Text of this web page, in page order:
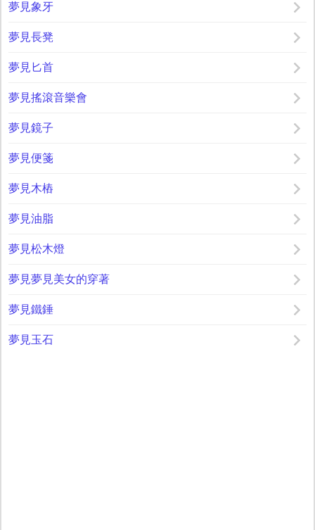
夢見象牙
夢見長凳
夢見匕首
夢見搖滾音樂會
夢見鏡子
夢見便箋
夢見木樁
夢見油脂
夢見松木燈
夢見夢見美女的穿著
夢見鐵錘
夢見玉石